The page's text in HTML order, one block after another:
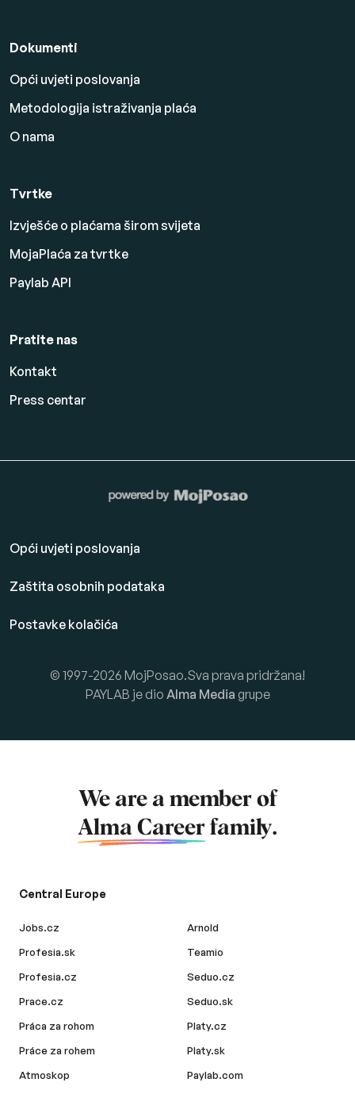
Dokumenti
Opći uvjeti poslovanja
Metodologija istraživanja plaća
O nama
Tvrtke
Izvješće o plaćama širom svijeta
MojaPlaća za tvrtke
Paylab API
Pratite nas
Kontakt
Press centar
Opći uvjeti poslovanja
Zaštita osobnih podataka
Postavke kolačića
© 1997-2026 MojPosao.Sva prava pridržana!
PAYLAB je dio Alma Media grupe
We are a member of
Alma Career family.
Central Europe
Jobs.cz
Profesia.sk
Profesia.cz
Prace.cz
Práca za rohom
Práce za rohem
Atmoskop
Arnold
Teamio
Seduo.cz
Seduo.sk
Platy.cz
Platy.sk
Paylab.com